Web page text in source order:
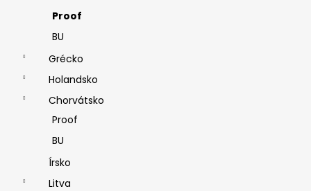
Proof
BU
Grécko
Holandsko
Chorvátsko
Proof
BU
Írsko
Litva